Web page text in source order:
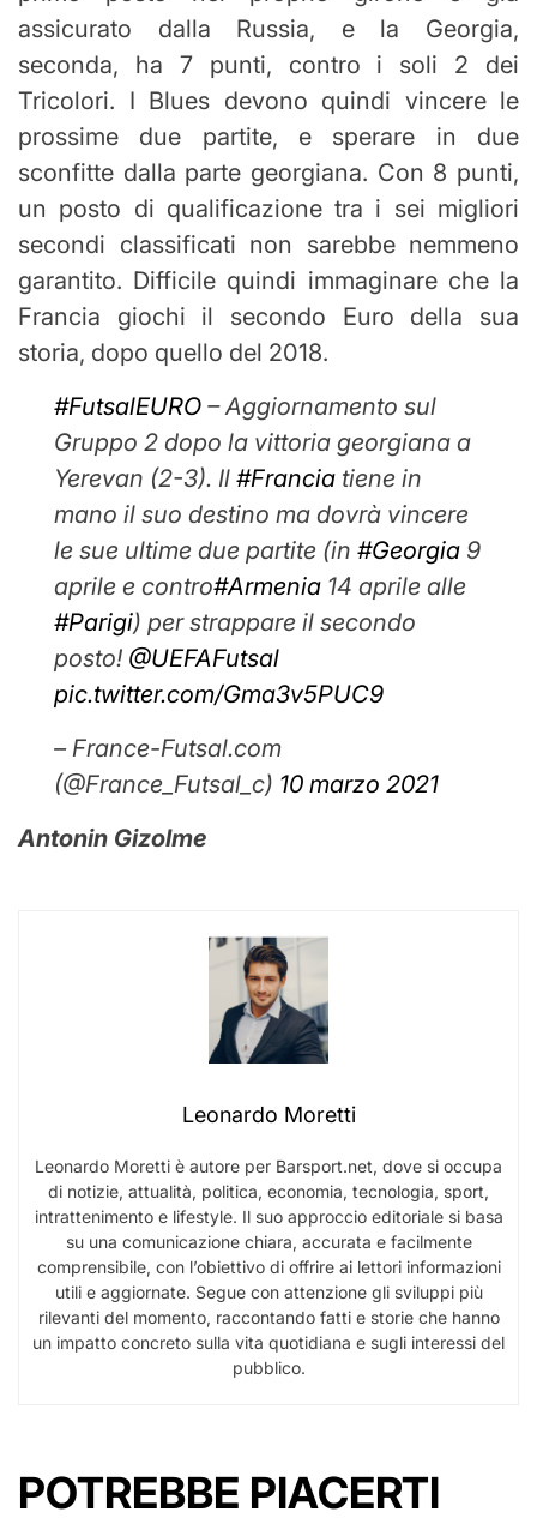
assicurato dalla Russia, e la Georgia,
seconda, ha 7 punti, contro i soli 2 dei
Tricolori. I Blues devono quindi vincere le
prossime due partite, e sperare in due
sconfitte dalla parte georgiana. Con 8 punti,
un posto di qualificazione tra i sei migliori
secondi classificati non sarebbe nemmeno
garantito. Difficile quindi immaginare che la
Francia giochi il secondo Euro della sua
storia, dopo quello del 2018.
#FutsalEURO – Aggiornamento sul
Gruppo 2 dopo la vittoria georgiana a
Yerevan (2-3). Il #Francia tiene in
mano il suo destino ma dovrà vincere
le sue ultime due partite (in #Georgia 9
aprile e contro#Armenia 14 aprile alle
#Parigi) per strappare il secondo
posto! @UEFAFutsal
pic.twitter.com/Gma3v5PUC9
– France-Futsal.com
(@France_Futsal_c) 10 marzo 2021
Antonin Gizolme
Leonardo Moretti
Leonardo Moretti è autore per Barsport.net, dove si occupa
di notizie, attualità, politica, economia, tecnologia, sport,
intrattenimento e lifestyle. Il suo approccio editoriale si basa
su una comunicazione chiara, accurata e facilmente
comprensibile, con l’obiettivo di offrire ai lettori informazioni
utili e aggiornate. Segue con attenzione gli sviluppi più
rilevanti del momento, raccontando fatti e storie che hanno
un impatto concreto sulla vita quotidiana e sugli interessi del
pubblico.
POTREBBE PIACERTI